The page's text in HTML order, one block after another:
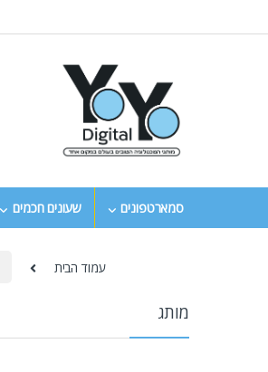
סמארטפונים שעונים חכמים
עמוד הבית
מותג